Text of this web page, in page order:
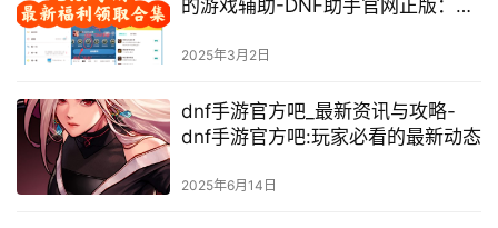
的游戏辅助-DNF助手官网正版：游
2025年3月2日
dnf手游官方吧_最新资讯与攻略-
dnf手游官方吧:玩家必看的最新动态
2025年6月14日